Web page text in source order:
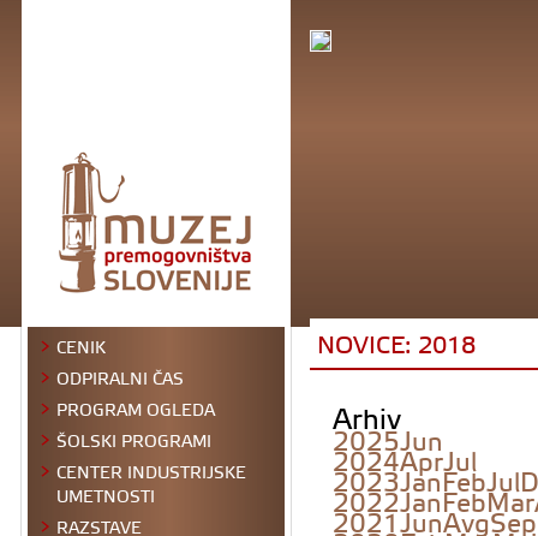
CENIK
ODPIRALNI ČAS
PROGRAM OGLEDA
ŠOLSKI PROGRAMI
CENTER INDUSTRIJSKE
UMETNOSTI
RAZSTAVE
NOVICE: 2018
Arhiv
2025Jun
2024AprJul
2023JanFebJul
2022JanFebMar
2021JunAvgSep